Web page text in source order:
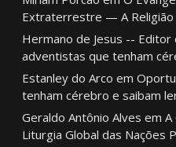
Extraterrestre — A Religião
Hermano de Jesus -- Editor
adventistas que tenham
Estanley do Arco em
tenham cérebro e saibam
Geraldo Antônio Alves em A
Liturgia Global das Nações